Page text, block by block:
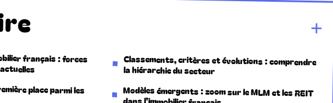
français : forces
place parmi les
Classements, critères et évolutions : comprendre
la hiérarchie du secteur
Modèles émergents : zoom sur le MLM et les REIT